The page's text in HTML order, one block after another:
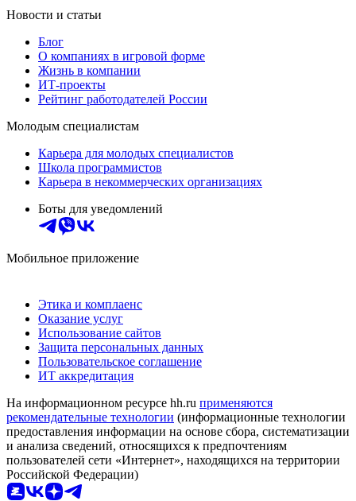
Новости и статьи
Блог
О компаниях в игровой форме
Жизнь в компании
ИТ-проекты
Рейтинг работодателей России
Молодым специалистам
Карьера для молодых специалистов
Школа программистов
Карьера в некоммерческих организациях
Боты для уведомлений
Мобильное приложение
Этика и комплаенс
Оказание услуг
Использование сайтов
Защита персональных данных
Пользовательское соглашение
ИТ аккредитация
На информационном ресурсе hh.ru применяются
рекомендательные технологии (информационные технологии
предоставления информации на основе сбора, систематизации
и анализа сведений, относящихся к предпочтениям
пользователей сети «Интернет», находящихся на территории
Российской Федерации)